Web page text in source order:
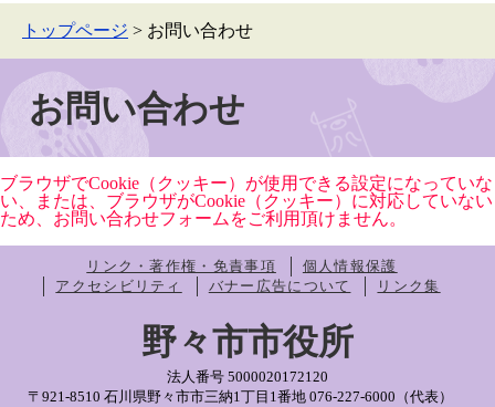
トップページ > お問い合わせ
お問い合わせ
ブラウザでCookie（クッキー）が使用できる設定になっていな
い、または、ブラウザがCookie（クッキー）に対応していない
ため、お問い合わせフォームをご利用頂けません。
リンク・著作権・免責事項
個人情報保護
アクセシビリティ
バナー広告について リンク集
野々市市役所
法人番号 5000020172120
〒921-8510 石川県野々市市三納1丁目1番地 076-227-6000（代表）